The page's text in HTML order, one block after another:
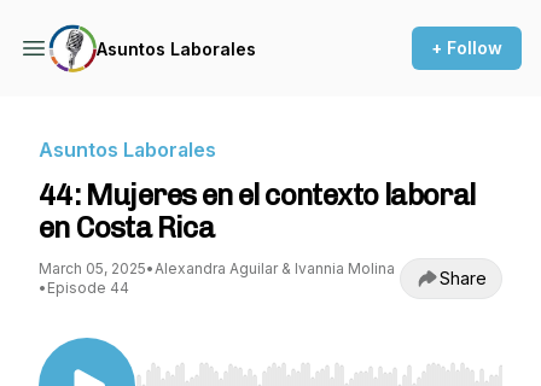
Asuntos Laborales + Follow
Asuntos Laborales
44: Mujeres en el contexto laboral
en Costa Rica
March 05, 2025•Alexandra Aguilar & Ivannia Molina
• Episode 44 Share